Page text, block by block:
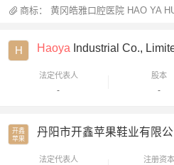
商标：黄冈皓雅口腔医院 HAO YA
H Haoya Industrial Co.,
法定代表人
-
股本
-
开鑫
苹果
丹阳市开鑫苹果鞋业有限公
法定代表人 注册资本